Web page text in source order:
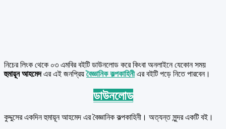
নিচের লিংক থেকে ০৩ এমবির বইটি ডাউনলোড করে কিংবা অনলাইনে যেকোন সময়
হুমায়ূন আহমেদএর এই জনপ্রিয়বৈজ্ঞানিক কল্পকাহিনীএর বইটি পড়ে নিতে পারবেন।
ডাউনলোড
কুদ্দুসের একদিন হুমায়ূন আহমেদ এর বৈজ্ঞানিক কল্পকাহিনী। অত্যন্ত সুন্দর একটি বই।